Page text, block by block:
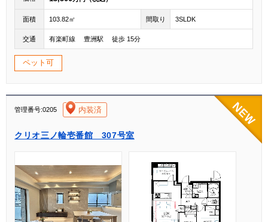
面積 103.82㎡ 間取り 3SLDK
交通 有楽町線 豊洲駅 徒歩 15分
ペット可
管理番号:0205 内装済
クリオ三ノ輪壱番館 307号室
[004]